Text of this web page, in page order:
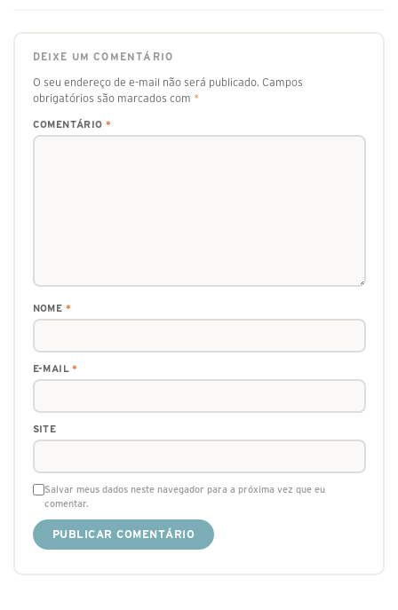
DEIXE UM COMENTÁRIO
O seu endereço de e-mail não será publicado. Campos
obrigatórios são marcados com *
COMENTÁRIO *
NOME *
E-MAIL*
SITE
Salvar meus dados neste navegador para a próxima vez que eu
comentar.